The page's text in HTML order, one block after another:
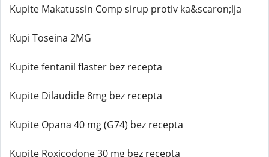
Kupite Makatussin Comp sirup protiv ka&scaron;lja
Kupi Toseina 2MG
Kupite fentanil flaster bez recepta
Kupite Dilaudide 8mg bez recepta
Kupite Opana 40 mg (G74) bez recepta
Kupite Roxicodone 30 mg bez recepta